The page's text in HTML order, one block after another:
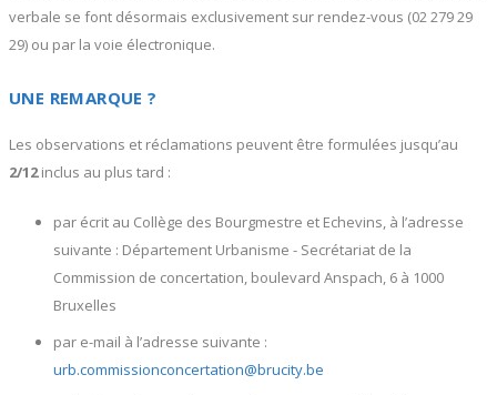
verbale se font désormais exclusivement sur rendez-vous (02 279 29
29) ou par la voie électronique.
UNE REMARQUE ?
Les observations et réclamations peuvent être formulées jusqu’au
2/12inclus au plus tard :
par écrit au Collège des Bourgmestre et Echevins, à l’adresse
suivante : Département Urbanisme - Secrétariat de la
Commission de concertation, boulevard Anspach, 6 à 1000
Bruxelles
par e-mail à l’adresse suivante :
urb.commissionconcertation@brucity.be